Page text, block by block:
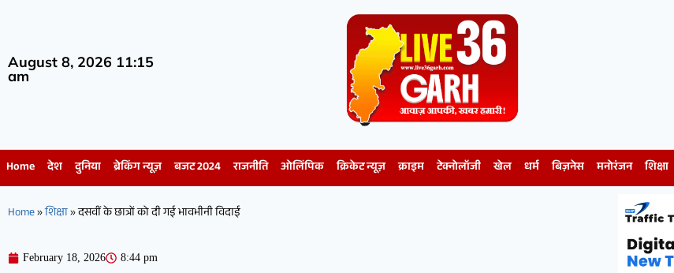
August 8, 2026 11:15
am
Home देश दुनिया ब्रेकिंग न्यूज़ बजट 2024 राजनीति ओलिंपिक क्रिकेट न्यूज़ क्राइम टेक्नोलॉजी खेल धर्म बिज़नेस मनोरंजन शिक्षा
Home»शिक्षा»दसवीं के छात्रों को दी गई भावभीनी विदाई
February 18, 2026 8:44 pm